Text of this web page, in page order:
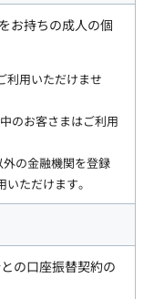
お持ちの成人の個
利用いただけませ
のお客さまはご利用
の金融機関を登録
ただけます。
の口座振替契約の